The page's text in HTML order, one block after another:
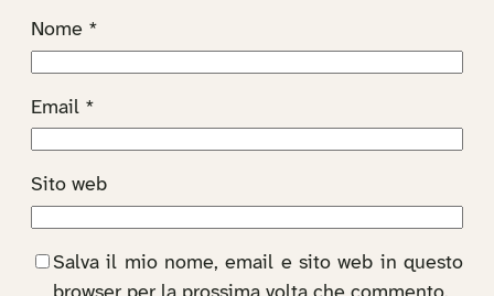
Nome *
Email *
Sito web
Salva il mio nome, email e sito web in questo